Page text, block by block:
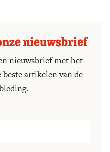
nieuwsbrief
nieuwsbrief met het
artikelen van de